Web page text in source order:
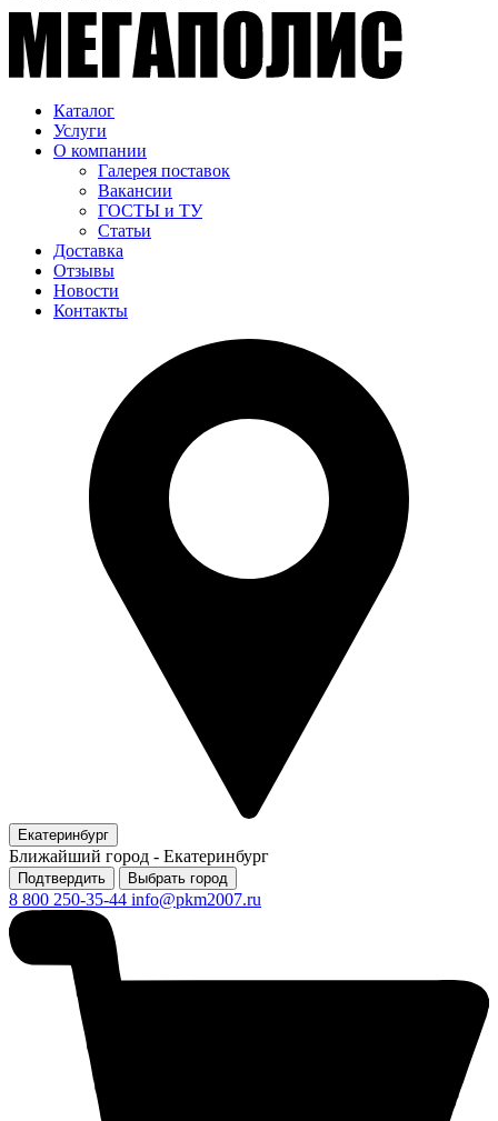
Каталог
Услуги
О компании
Галерея поставок
Вакансии
ГОСТЫ и ТУ
Статьи
Доставка
Отзывы
Новости
Контакты
Екатеринбург
Ближайший город - Екатеринбург
Подтвердить Выбрать город
8 800 250-35-44 info@pkm2007.ru